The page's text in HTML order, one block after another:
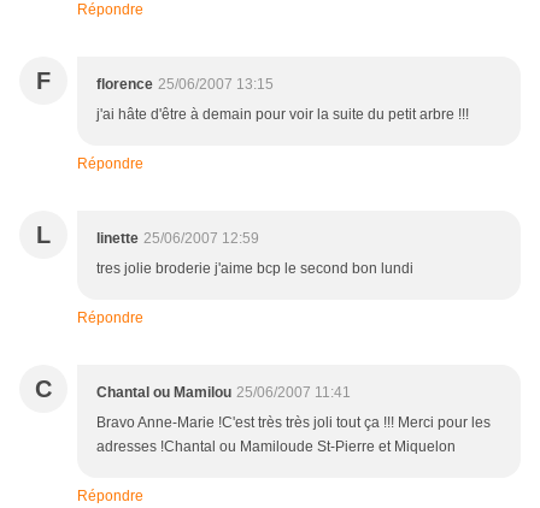
Répondre
F florence 25/06/2007 13:15
j'ai hâte d'être à demain pour voir la suite du petit arbre !!!
Répondre
L linette 25/06/2007 12:59
tres jolie broderie j'aime bcp le second bon lundi
Répondre
C Chantal ou Mamilou 25/06/2007 11:41
Bravo Anne-Marie !C'est très très joli tout ça !!! Merci pour les
adresses !Chantal ou Mamiloude St-Pierre et Miquelon
Répondre